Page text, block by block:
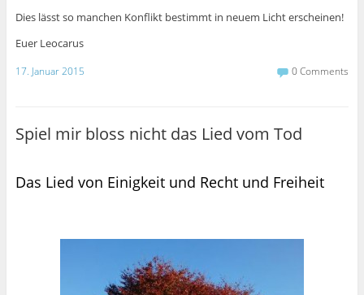
Dies lässt so manchen Konflikt bestimmt in neuem Licht erscheinen!
Euer Leocarus
17. Januar 2015 0 Comments
Spiel mir bloss nicht das Lied vom Tod
Das Lied von Einigkeit und Recht und Freiheit